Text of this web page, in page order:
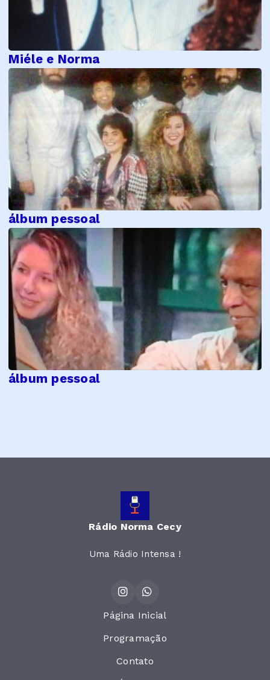
Miéle e Norma
álbum pessoal
álbum pessoal
Rádio Norma Cecy
Uma Rádio Intensa !
Página Inicial
Programação
Contato